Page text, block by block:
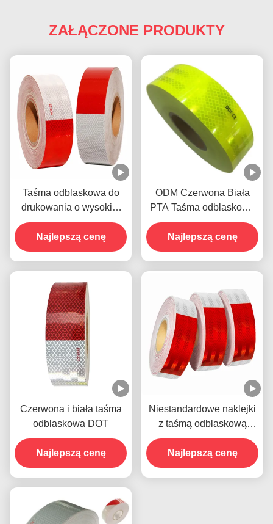
ZAŁĄCZONE PRODUKTY
Taśma odblaskowa do
drukowania o wysokiej
intensywności
Najlepszą cenę
ODM Czerwona Biała
PTA Taśma odblaskowa
Samoprzylepna odporna
na warunki pogodowe
Najlepszą cenę
Czerwona i biała taśma
odblaskowa DOT
Najlepszą cenę
Niestandardowe naklejki
z taśmą odblaskową
Retro DOT C2 dla
przyczep
Najlepszą cenę